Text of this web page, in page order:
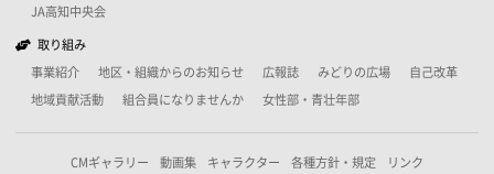
JA高知中央会
取り組み
事業紹介 地区・組織からのお知らせ 広報誌 みどりの広場 自己改革
地域貢献活動 組合員になりませんか 女性部・青壮年部
CMギャラリー 動画集 キャラクター 各種方針・規定 リンク